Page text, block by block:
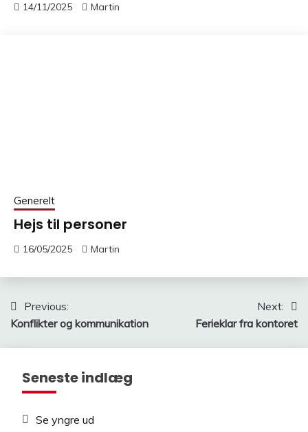
14/11/2025 Martin
Generelt
Hejs til personer
16/05/2025 Martin
Indlægsnavigation
Previous:
Konflikter og kommunikation
Next:
Ferieklar fra kontoret
Seneste indlæg
Se yngre ud